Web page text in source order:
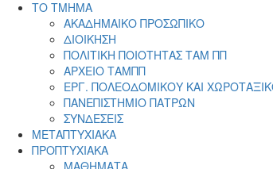
ΤΟ ΤΜΗΜΑ
ΑΚΑΔΗΜΑΙΚΟ ΠΡΟΣΩΠΙΚΟ
ΔΙΟΙΚΗΣΗ
ΠΟΛΙΤΙΚΗ ΠΟΙΟΤΗΤΑΣ ΤΑΜ ΠΠ
ΑΡΧΕΙΟ ΤΑΜΠΠ
ΕΡΓ. ΠΟΛΕΟΔΟΜΙΚΟΥ ΚΑΙ
ΠΑΝΕΠΙΣΤΗΜΙΟ ΠΑΤΡΩΝ
ΣΥΝΔΕΣΕΙΣ
ΜΕΤΑΠΤΥΧΙΑΚΑ
ΠΡΟΠΤΥΧΙΑΚΑ
ΜΑΘΗΜΑΤΑ